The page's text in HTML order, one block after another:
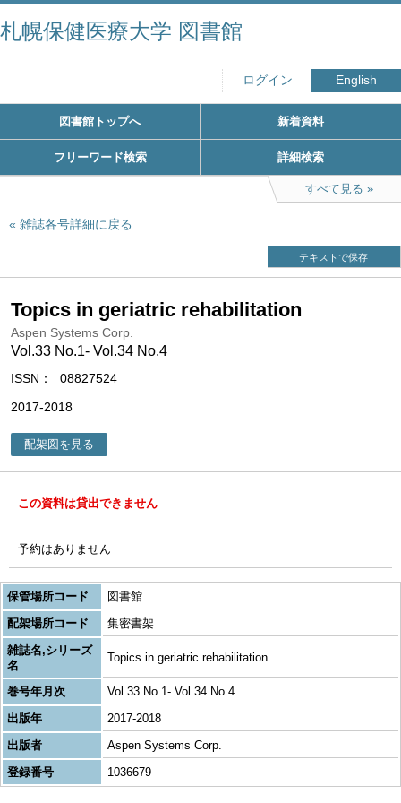
札幌保健医療大学 図書館
ログイン English
図書館トップへ 新着資料
フリーワード検索 詳細検索
すべて見る
雑誌各号詳細に戻る
テキストで保存
Topics in geriatric rehabilitation
Aspen Systems Corp.
Vol.33 No.1- Vol.34 No.4
ISSN
08827524
2017-2018
配架図を見る
この資料は貸出できません
予約はありません
保管場所コード
図書館
配架場所コード
集密書架
雑誌名,シリーズ
名
Topics in geriatric rehabilitation
巻号年月次
Vol.33 No.1- Vol.34 No.4
出版年
2017-2018
出版者
Aspen Systems Corp.
登録番号
1036679